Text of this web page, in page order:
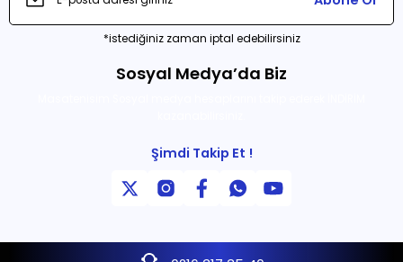
*istediğiniz zaman iptal edebilirsiniz
Sosyal Medya’da Biz
Şimdi Takip Et !